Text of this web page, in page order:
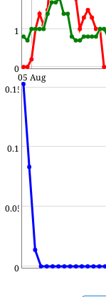
0
1
05 Aug
0
0.05
0.1
0.15